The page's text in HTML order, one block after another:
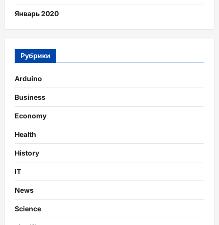
Январь 2020
Рубрики
Arduino
Business
Economy
Health
History
IT
News
Science